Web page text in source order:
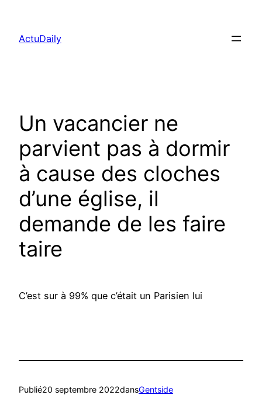
contenu
ActuDaily
Un vacancier ne
parvient pas à dormir
à cause des cloches
d’une église, il
demande de les faire
taire
C’est sur à 99% que c’était un Parisien lui
Publié20 septembre 2022dansGentside